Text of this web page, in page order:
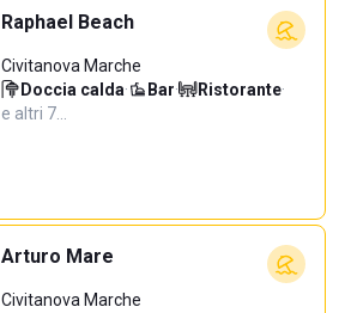
Raphael Beach
Civitanova Marche
Doccia calda· Bar· Ristorante·
e altri 7…
Arturo Mare
Civitanova Marche